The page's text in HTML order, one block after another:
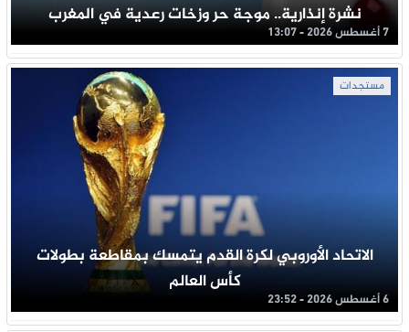
نشرة إنذارية.. موجة حر وزخات رعدية في المغرب
7 أغسطس 2026 - 13:07
مستجدات
الاتحاد الأوروبي لكرة القدم يتمسك بمقاطعة بطولات
كأس العالم
6 أغسطس 2026 - 23:52